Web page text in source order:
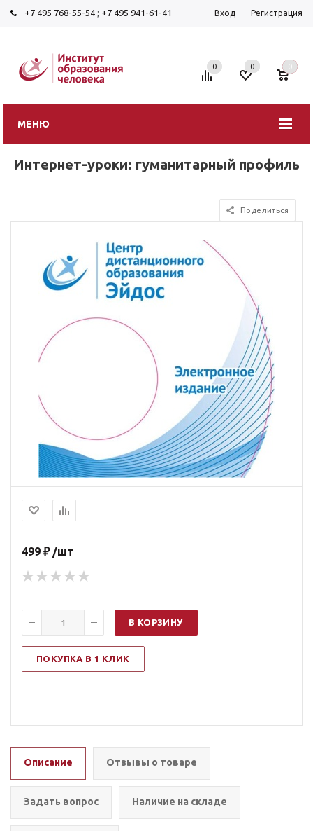
+7 495 768-55-54 ; +7 495 941-61-41 Вход Регистрация
МЕНЮ
0 0 0
Интернет-уроки: гуманитарный профиль
Поделиться
499 ₽ /шт
В КОРЗИНУ
ПОКУПКА В 1 КЛИК
Описание Отзывы о товаре
Задать вопрос Наличие на складе